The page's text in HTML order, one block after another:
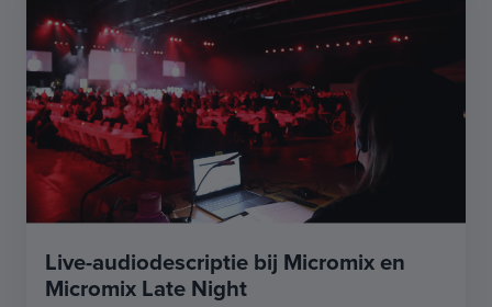
Live-audiodescriptie bij Micromix en
Micromix Late Night